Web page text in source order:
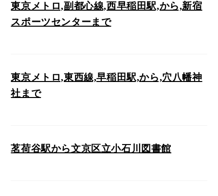
東京メトロ,副都心線,西早稲田駅,から,新宿
スポーツセンターまで
東京メトロ,東西線,早稲田駅,から,穴八幡神
社まで
茗荷谷駅から文京区立小石川図書館